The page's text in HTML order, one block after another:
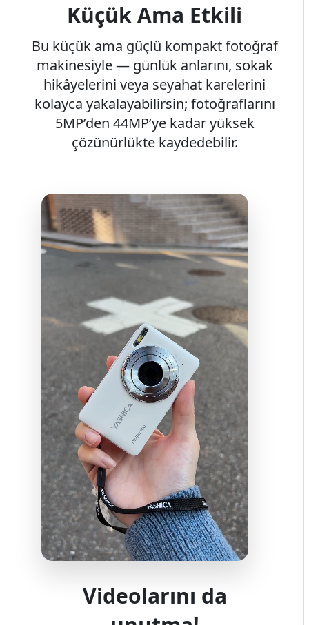
Küçük Ama Etkili
Bu küçük ama güçlü kompakt fotoğraf
makinesiyle — günlük anlarını, sokak
hikâyelerini veya seyahat karelerini
kolayca yakalayabilirsin; fotoğraflarını
5MP’den 44MP’ye kadar yüksek
çözünürlükte kaydedebilir.
Videolarını da